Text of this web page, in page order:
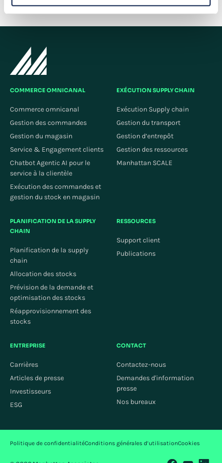
COMMERCE OMNICANAL
Commerce omnicanal
Gestion des commandes
Gestion du magasin
Service & Engagement clients
Chatbot Agentic AI pour le
service à la clientèle
Exécution des commandes et
gestion du stock en magasin
EXÉCUTION SUPPLY CHAIN
Exécution Supply chain
Gestion du transport
Gestion d’entrepôt
Gestion des ressources
Manhattan SCALE
PLANIFICATION DE LA SUPPLY
CHAIN
Planification de la supply
chain
Allocation des stocks
Prévision de la demande et
optimisation des stocks
Réapprovisionnement des
stocks
RESSOURCES
Support client
Publications
ENTREPRISE
Carrières
Articles de presse
Investisseurs
ESG
CONTACT
Contactez-nous
Demandes d'information
presse
Nos bureaux
Politique de confidentialitéConditions générales d’utilisationCookies